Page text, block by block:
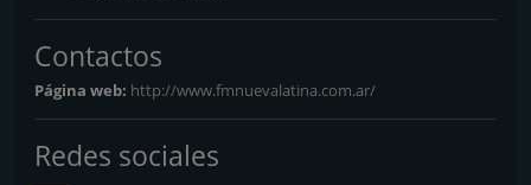
Contactos
Página web: http://www.fmnuevalatina.com.ar/
Redes sociales